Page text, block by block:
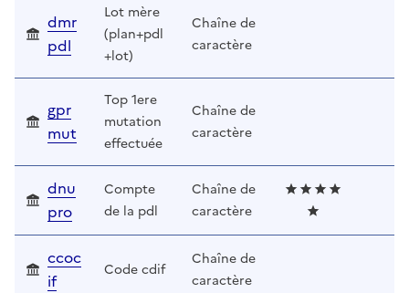
dmr
pdl
Lot mère
(plan+pdl
+lot)
Chaîne de
caractère
gpr
mut
Top 1ere
mutation
effectuée
Chaîne de
caractère
dnu
pro
Compte
de la pdl
Chaîne de
caractère
ccoc
if
Code cdif
Chaîne de
caractère